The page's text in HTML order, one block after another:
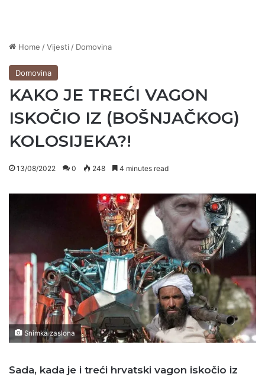
Home /Vijesti / Domovina
Domovina
KAKO JE TREĆI VAGON
ISKOČIO IZ (BOŠNJAČKOG)
KOLOSIJEKA?!
13/08/2022 0 248 4 minutes read
Snimka zaslona
Sada, kada je i treći hrvatski vagon iskočio iz